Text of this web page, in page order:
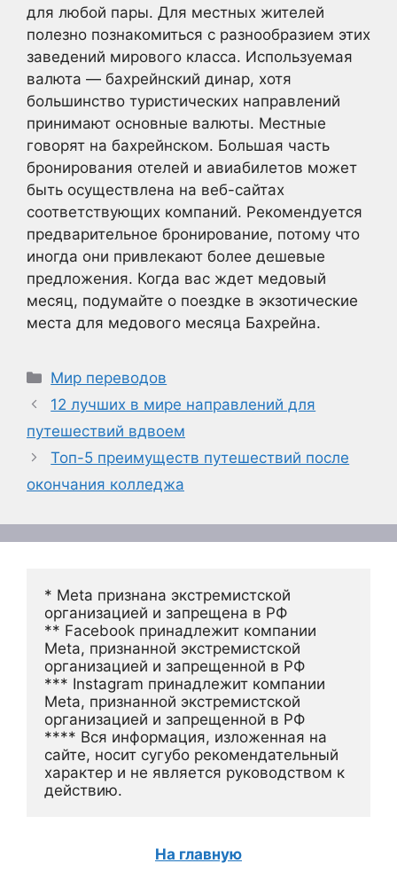
для любой пары. Для местных жителей
полезно познакомиться с разнообразием этих
заведений мирового класса. Используемая
валюта — бахрейнский динар, хотя
большинство туристических направлений
принимают основные валюты. Местные
говорят на бахрейнском. Большая часть
бронирования отелей и авиабилетов может
быть осуществлена на веб-сайтах
соответствующих компаний. Рекомендуется
предварительное бронирование, потому что
иногда они привлекают более дешевые
предложения. Когда вас ждет медовый
месяц, подумайте о поездке в экзотические
места для медового месяца Бахрейна.
Рубрики
Мир переводов
12 лучших в мире направлений для
путешествий вдвоем
Топ-5 преимуществ путешествий после
окончания колледжа
* Meta признана экстремистской
организацией и запрещена в РФ
** Facebook принадлежит компании
Meta, признанной экстремистской
организацией и запрещенной в РФ
*** Instagram принадлежит компании
Meta, признанной экстремистской
организацией и запрещенной в РФ
**** Вся информация, изложенная на
сайте, носит сугубо рекомендательный
характер и не является руководством к
действию.
На главную